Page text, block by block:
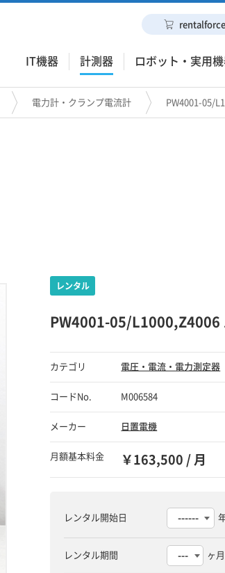
IT機器 計測器 ロボット・実用
rentalforce
電力計・クランプ電流計 PW4001-05/
PW4001-05/L1000,Z4006
カテゴリ 電圧・電流・電力測定器
コードNo. M006584
メーカー 日置電機
月額基本料金 ￥163,500 / 月
レンタル開始日
レンタル期間 ヶ月